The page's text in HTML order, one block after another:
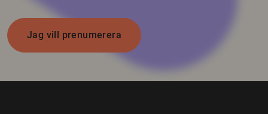
Jag vill prenumerera